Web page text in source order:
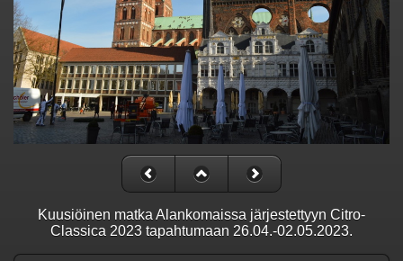
Kuusiöinen matka Alankomaissa järjestettyyn Citro-
Classica 2023 tapahtumaan 26.04.-02.05.2023.